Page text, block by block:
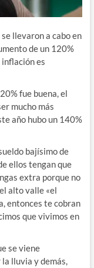
llevaron a cabo en
de un 120%
inflación es
fue buena, el
mucho más
año hubo un 140%
bajísimo de
ellos tengan que
extra porque no
alto valle «el
entonces te cobran
que vivimos en
se viene
lluvia y demás,